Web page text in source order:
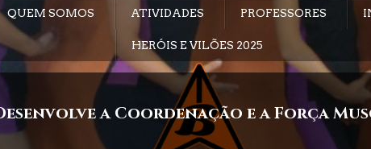
QUEM SOMOS ATIVIDADES PROFESSORES
HERÓIS E VILÕES 2025
a Coordenação e a Força